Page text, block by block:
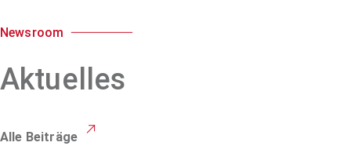
Newsroom
Aktuelles
Alle Beiträge